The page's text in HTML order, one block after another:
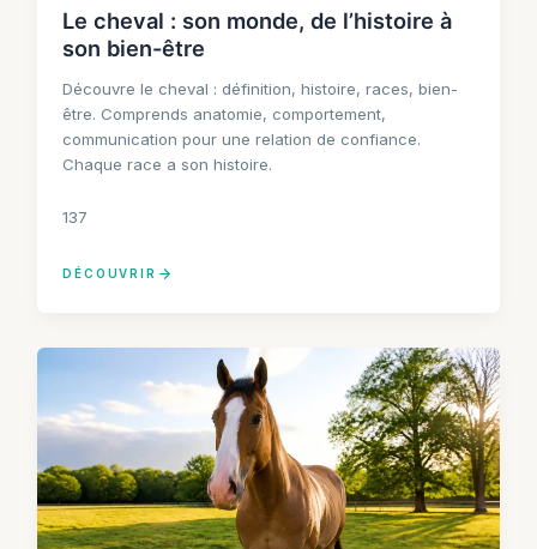
Le cheval : son monde, de l’histoire à
son bien-être
Découvre le cheval : définition, histoire, races, bien-
être. Comprends anatomie, comportement,
communication pour une relation de confiance.
Chaque race a son histoire.
137
DÉCOUVRIR